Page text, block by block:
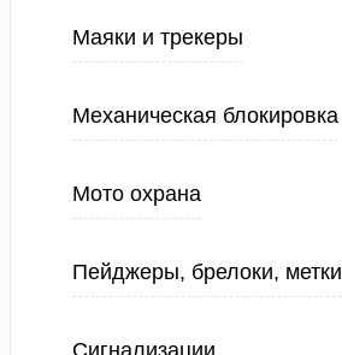
Маяки и трекеры
Механическая блокировка
Мото охрана
Пейджеры, брелоки, метки
Сигнализации